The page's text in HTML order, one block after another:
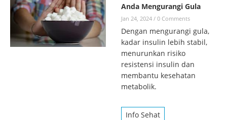
Anda Mengurangi Gula
Jan 24, 2024 / 0 Comments
Dengan mengurangi gula,
kadar insulin lebih stabil,
menurunkan risiko
resistensi insulin dan
membantu kesehatan
metabolik.
Info Sehat